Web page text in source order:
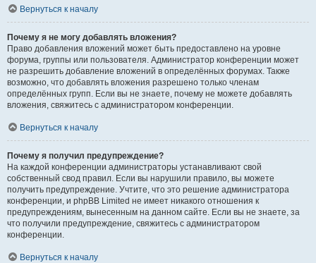
Вернуться к началу
Почему я не могу добавлять вложения?
Право добавления вложений может быть предоставлено на уровне
форума, группы или пользователя. Администратор конференции может
не разрешить добавление вложений в определённых форумах. Также
возможно, что добавлять вложения разрешено только членам
определённых групп. Если вы не знаете, почему не можете добавлять
вложения, свяжитесь с администратором конференции.
Вернуться к началу
Почему я получил предупреждение?
На каждой конференции администраторы устанавливают свой
собственный свод правил. Если вы нарушили правило, вы можете
получить предупреждение. Учтите, что это решение администратора
конференции, и phpBB Limited не имеет никакого отношения к
предупреждениям, вынесенным на данном сайте. Если вы не знаете, за
что получили предупреждение, свяжитесь с администратором
конференции.
Вернуться к началу